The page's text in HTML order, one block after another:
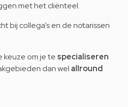
met het cliënteel.
bij collega’s en de notarissen
keuze om je te specialiseren
dan wel allround